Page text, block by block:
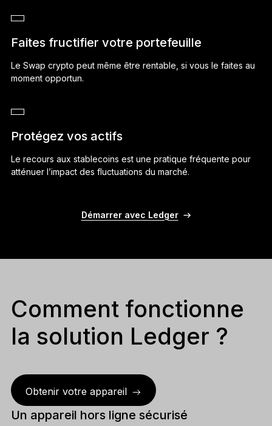
Faites fructifier votre portefeuille
Le Swap crypto peut même être rentable, si vous le faites au
moment opportun.
Protégez vos actifs
Le recours aux stablecoins est une pratique fréquente pour
atténuer l’impact des fluctuations du marché.
Démarrer avec Ledger
Comment fonctionne
la solution Ledger ?
Obtenir votre appareil
Un appareil hors ligne sécurisé